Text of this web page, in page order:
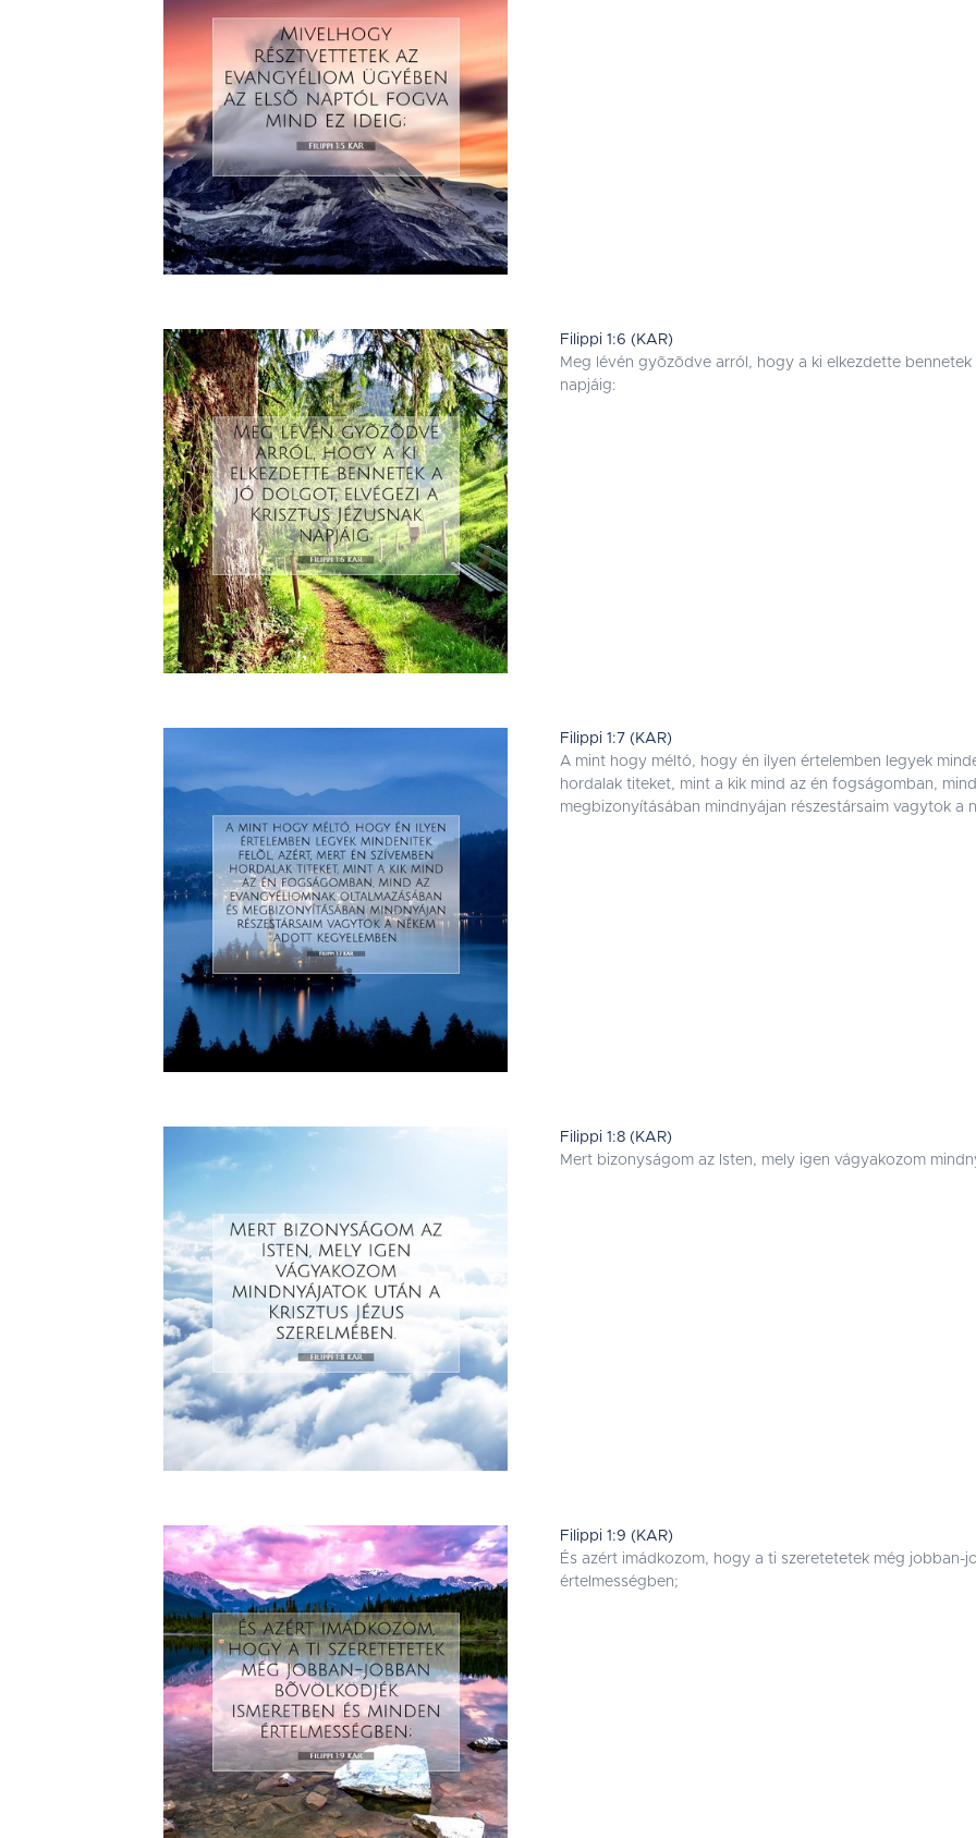
Filippi 1:6 (KAR)
Meg lévén gyõzõdve arról, hogy a ki elkezdette
napjáig:
Filippi 1:7 (KAR)
A mint hogy méltó, hogy én ilyen értelemben legyek
hordalak titeket, mint a kik mind az én fogságomban,
megbizonyításában mindnyájan részestársaim vagytok a
Filippi 1:8 (KAR)
Mert bizonyságom az Isten, mely igen vágyakozom
Filippi 1:9 (KAR)
És azért imádkozom, hogy a ti szeretetetek még jobban-
értelmességben;